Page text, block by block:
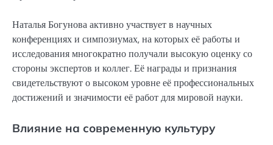
Наталья Богунова активно участвует в научных
конференциях и симпозиумах, на которых её работы и
исследования многократно получали высокую оценку со
стороны экспертов и коллег. Её награды и признания
свидетельствуют о высоком уровне её профессиональных
достижений и значимости её работ для мировой науки.
Влияние на современную культуру